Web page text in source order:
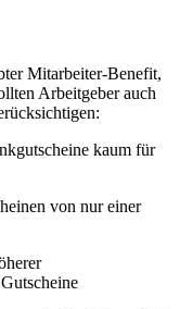
Mitarbeiter-Benefit,
Arbeitgeber auch
kaum für
von nur einer